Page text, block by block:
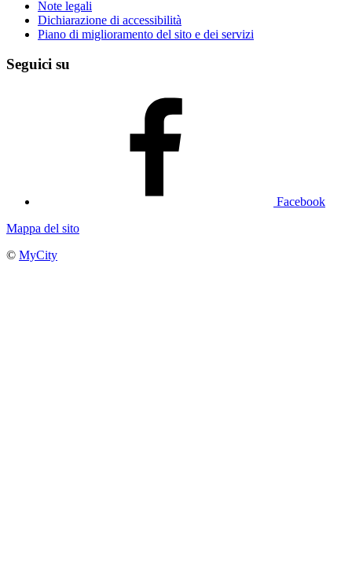
Note legali
Dichiarazione di accessibilità
Piano di miglioramento del sito e dei servizi
Seguici su
Facebook
Mappa del sito
© MyCity